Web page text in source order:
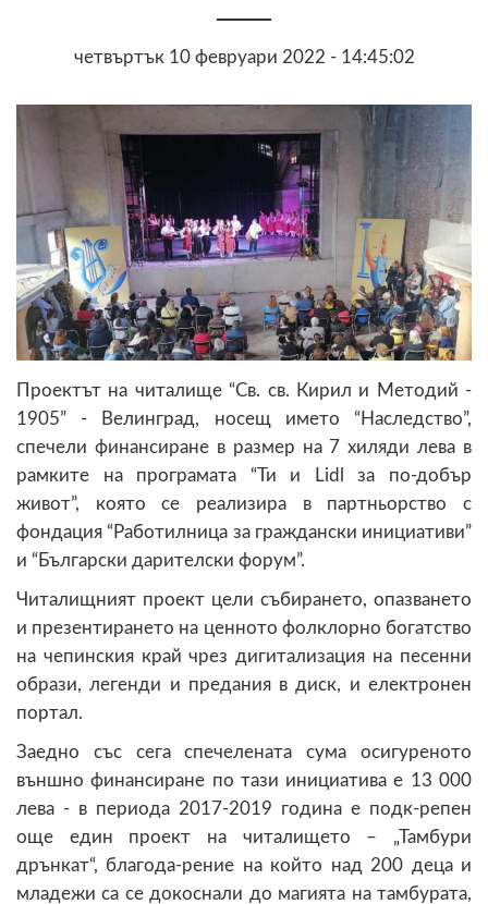
четвъртък 10 февруари 2022 - 14:45:02
Проектът на читалище “Св. св. Кирил и Методий -
1905” - Велинград, носещ името “Наследство”,
спечели финансиране в размер на 7 хиляди лева в
рамките на програмата “Ти и Lidl за по-добър
живот”, която се реализира в партньорство с
фондация “Работилница за граждански инициативи”
и “Български дарителски форум”.
Читалищният проект цели събирането, опазването
и презентирането на ценното фолклорно богатство
на чепинския край чрез дигитализация на песенни
образи, легенди и предания в диск, и електронен
портал.
Заедно със сега спечелената сума осигуреното
външно финансиране по тази инициатива е 13 000
лева - в периода 2017-2019 година е подк-репен
още един проект на читалището – „Тамбури
дрънкат“, благода-рение на който над 200 деца и
младежи са се докоснали до магията на тамбурата,